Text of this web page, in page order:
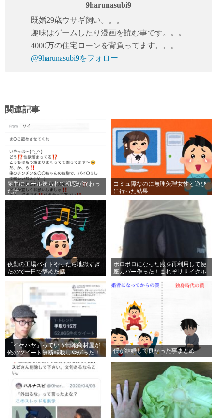
9harunasubi9
既婚29歳ウサギ飼い。。。
趣味はゲームしたり漫画を読む事です。。。
4000万の住宅ローンを背負ってます。。。
@9harunasubi9をフォロー
関連記事
勝手にメール送られて初恋が終わっ
た話
コミュ障なのに無理矢理女性と遊び
に行った結果
夜勤の工場バイトやったら地獄すぎ
たので一日で辞めた話
ボロボロになった服を再利用して便
座カバー作った！これぞリサイクル
「イケハヤ」っていう情報商材屋が
俺のツイート無断転載しやがった！
ると俺の評判まで落ちるんだよKS
僕が結婚して良かった事まとめ